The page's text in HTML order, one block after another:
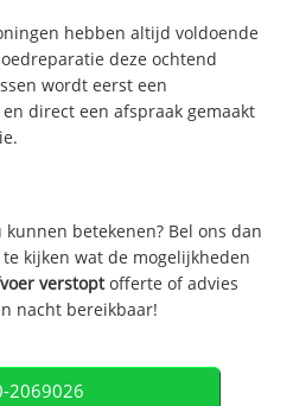
hebben altijd voldoende
deze ochtend
wordt eerst een
direct een afspraak gemaakt
betekenen? Bel ons dan
kijken wat de mogelijkheden
verstoptofferte of advies
nacht bereikbaar!
2069026